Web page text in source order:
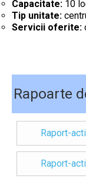
Capacitate: 10
Tip unitate:
Servicii oferite:
Rapoarte
Raport-
Raport-